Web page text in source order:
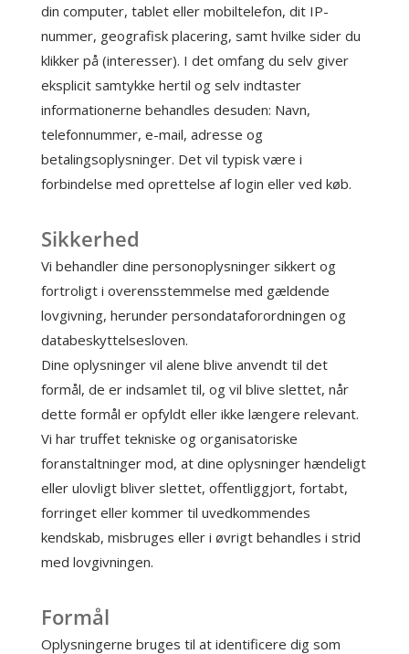
din computer, tablet eller mobiltelefon, dit IP-
nummer, geografisk placering, samt hvilke sider du
klikker på (interesser). I det omfang du selv giver
eksplicit samtykke hertil og selv indtaster
informationerne behandles desuden: Navn,
telefonnummer, e-mail, adresse og
betalingsoplysninger. Det vil typisk være i
forbindelse med oprettelse af login eller ved køb.
Sikkerhed
Vi behandler dine personoplysninger sikkert og
fortroligt i overensstemmelse med gældende
lovgivning, herunder persondataforordningen og
databeskyttelsesloven.
Dine oplysninger vil alene blive anvendt til det
formål, de er indsamlet til, og vil blive slettet, når
dette formål er opfyldt eller ikke længere relevant.
Vi har truffet tekniske og organisatoriske
foranstaltninger mod, at dine oplysninger hændeligt
eller ulovligt bliver slettet, offentliggjort, fortabt,
forringet eller kommer til uvedkommendes
kendskab, misbruges eller i øvrigt behandles i strid
med lovgivningen.
Formål
Oplysningerne bruges til at identificere dig som